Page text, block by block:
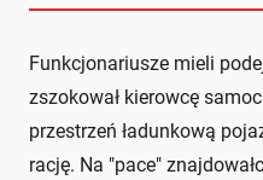
Funkcjonariusze mieli
zszokował kierowcę
przestrzeń ładunkową
rację. Na "pace"